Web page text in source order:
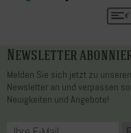
Newsletter
Melden Sie sich jetzt zu
Newsletter an und verpassen
Neuigkeiten und Angebote!